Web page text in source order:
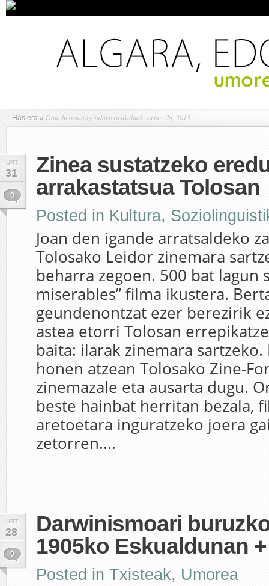
Hasiera » Data honetan egindako artikuluak: urtarrila, 2013
URT
31
0
Zinea sustatzeko
arrakastatsua Tolosan
Posted in Kultura,
Joan den igande arratsaldeko
Tolosako Leidor zinemara
beharra zegoen. 500 bat lagun
miserables” filma ikustera.
geundenontzat ezer berezirik
astea etorri Tolosan
baita: ilarak zinemara sartzeko.
honen atzean Tolosako Zine-
zinemazale eta ausarta dugu.
beste hainbat herritan bezala,
aretoetara inguratzeko joera
zetorren....
URT
28
0
Darwinismoari
1905ko Eskualdunan
Posted in Txisteak, Umorea